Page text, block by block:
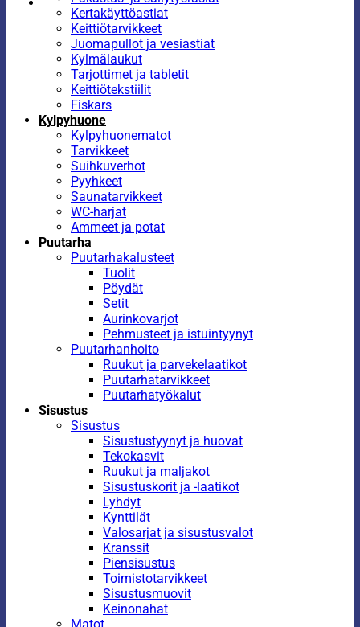
Kertakäyttöastiat
Keittiötarvikkeet
Juomapullot ja vesiastiat
Kylmälaukut
Tarjottimet ja tabletit
Keittiötekstiilit
Fiskars
Kylpyhuone
Kylpyhuonematot
Tarvikkeet
Suihkuverhot
Pyyhkeet
Saunatarvikkeet
WC-harjat
Ammeet ja potat
Puutarha
Puutarhakalusteet
Tuolit
Pöydät
Setit
Aurinkovarjot
Pehmusteet ja istuintyynyt
Puutarhanhoito
Ruukut ja parvekelaatikot
Puutarhatarvikkeet
Puutarhatyökalut
Sisustus
Sisustus
Sisustustyynyt ja huovat
Tekokasvit
Ruukut ja maljakot
Sisustuskorit ja -laatikot
Lyhdyt
Kynttilät
Valosarjat ja sisustusvalot
Kranssit
Piensisustus
Toimistotarvikkeet
Sisustusmuovit
Keinonahat